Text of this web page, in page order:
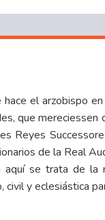
el arzobispo
que mereciessen
Reyes
de la Real
aquí se trata de
y eclesiástica